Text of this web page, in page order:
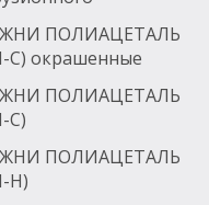
ПОЛИАЦЕТАЛЬ
окрашенные
ПОЛИАЦЕТАЛЬ
С)
ПОЛИАЦЕТАЛЬ
Н)